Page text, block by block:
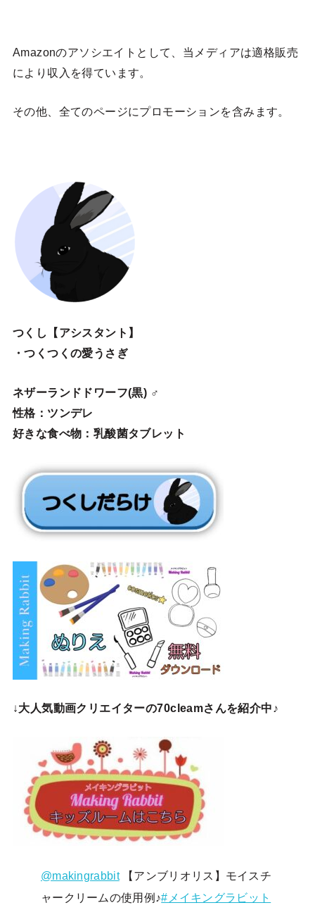
Amazonのアソシエイトとして、当メディアは適格販売
により収入を得ています。
その他、全てのページにプロモーションを含みます。
つくし【アシスタント】
・つくつくの愛うさぎ
ネザーランドドワーフ(黒) ♂
性格：ツンデレ
好きな食べ物：乳酸菌タブレット
↓大人気動画クリエイターの70cleamさんを紹介中♪
@makingrabbit【アンブリオリス】モイスチ
ャークリームの使用例♪#メイキングラビット